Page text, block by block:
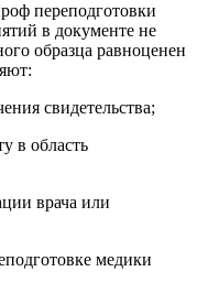
переподготовки
в документе не
образца равноценен
свидетельства;
в область
врача или
медики